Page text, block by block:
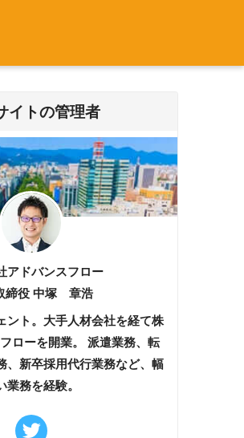
イトの管理者
アドバンスフロー
締役 中塚 章浩
ント。大手人材会社を経て株
ローを開業。 派遣業務、転
、新卒採用代行業務など、幅
業務を経験。